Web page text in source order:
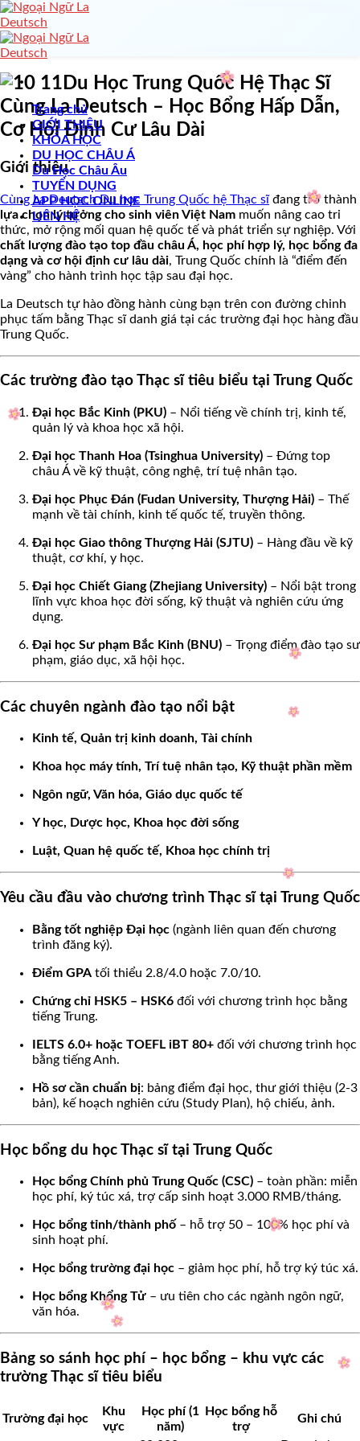
Skip
to
content
Trang chủ
GIỚI THIỆU
KHÓA HỌC
DU HỌC CHÂU Á
Du Học Châu Âu
TUYỂN DỤNG
APP HỌC ONLINE
LIÊN HỆ
Du Học Trung Quốc Hệ Thạc Sĩ
Cùng La Deutsch – Học Bổng Hấp Dẫn,
Cơ Hội Định Cư Lâu Dài
Giới thiệu
Cùng La Deutsch Du học Trung Quốc hệ Thạc sĩđang trở thành
lựa chọn lý tưởng cho sinh viên Việt Nam muốn nâng cao tri
thức, mở rộng mối quan hệ quốc tế và phát triển sự nghiệp. Với
chất lượng đào tạo top đầu châu Á, học phí hợp lý, học bổng đa
dạng và cơ hội định cư lâu dài, Trung Quốc chính là “điểm đến
vàng” cho hành trình học tập sau đại học.
La Deutsch tự hào đồng hành cùng bạn trên con đường chinh
phục tấm bằng Thạc sĩ danh giá tại các trường đại học hàng đầu
Trung Quốc.
Các trường đào tạo Thạc sĩ tiêu biểu tại Trung Quốc
Đại học Bắc Kinh (PKU) – Nổi tiếng về chính trị, kinh tế,
quản lý và khoa học xã hội.
Đại học Thanh Hoa (Tsinghua University) – Đứng top
châu Á về kỹ thuật, công nghệ, trí tuệ nhân tạo.
Đại học Phục Đán (Fudan University, Thượng Hải) – Thế
mạnh về tài chính, kinh tế quốc tế, truyền thông.
Đại học Giao thông Thượng Hải (SJTU) – Hàng đầu về kỹ
thuật, cơ khí, y học.
Đại học Chiết Giang (Zhejiang University) – Nổi bật trong
lĩnh vực khoa học đời sống, kỹ thuật và nghiên cứu ứng
dụng.
Đại học Sư phạm Bắc Kinh (BNU) – Trọng điểm đào tạo sư
phạm, giáo dục, xã hội học.
Các chuyên ngành đào tạo nổi bật
Kinh tế, Quản trị kinh doanh, Tài chính
Khoa học máy tính, Trí tuệ nhân tạo, Kỹ thuật phần mềm
Ngôn ngữ, Văn hóa, Giáo dục quốc tế
Y học, Dược học, Khoa học đời sống
Luật, Quan hệ quốc tế, Khoa học chính trị
Yêu cầu đầu vào chương trình Thạc sĩ tại Trung Quốc
Bằng tốt nghiệp Đại học (ngành liên quan đến chương
trình đăng ký).
Điểm GPA tối thiểu 2.8/4.0 hoặc 7.0/10.
Chứng chỉ HSK5 – HSK6 đối với chương trình học bằng
tiếng Trung.
IELTS 6.0+ hoặc TOEFL iBT 80+ đối với chương trình học
bằng tiếng Anh.
Hồ sơ cần chuẩn bị: bảng điểm đại học, thư giới thiệu (2-3
bản), kế hoạch nghiên cứu (Study Plan), hộ chiếu, ảnh.
Học bổng du học Thạc sĩ tại Trung Quốc
Học bổng Chính phủ Trung Quốc (CSC) – toàn phần: miễn
học phí, ký túc xá, trợ cấp sinh hoạt 3.000 RMB/tháng.
Học bổng tỉnh/thành phố – hỗ trợ 50 – 100% học phí và
sinh hoạt phí.
Học bổng trường đại học – giảm học phí, hỗ trợ ký túc xá.
Học bổng Khổng Tử – ưu tiên cho các ngành ngôn ngữ,
văn hóa.
Bảng so sánh học phí – học bổng – khu vực các
trường Thạc sĩ tiêu biểu
Trường đại học
Khu
vực
Học phí (1
năm)
Học bổng hỗ
trợ
Ghi chú